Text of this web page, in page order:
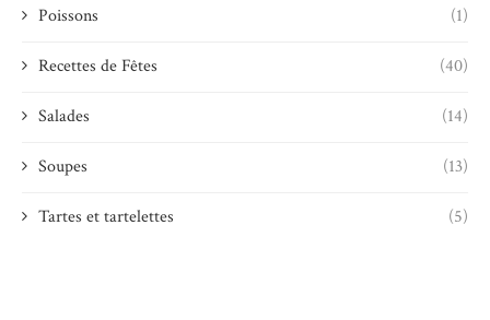
Poissons (1)
Recettes de Fêtes (40)
Salades (14)
Soupes (13)
Tartes et tartelettes (5)